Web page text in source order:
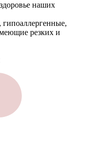
наших
резких и